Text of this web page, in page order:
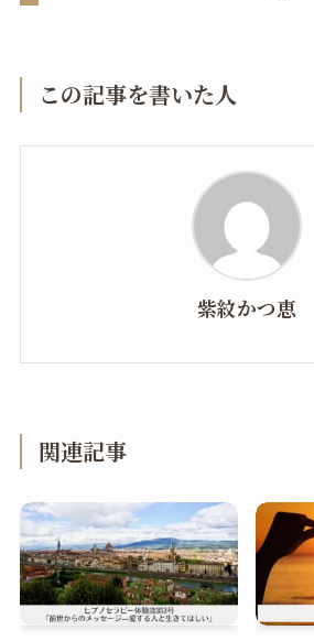
この記事を書いた人
紫紋かつ恵
関連記事